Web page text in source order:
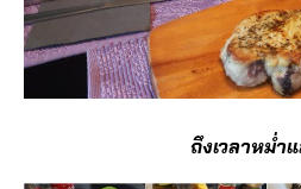
ถึงเวลาหม่ำ